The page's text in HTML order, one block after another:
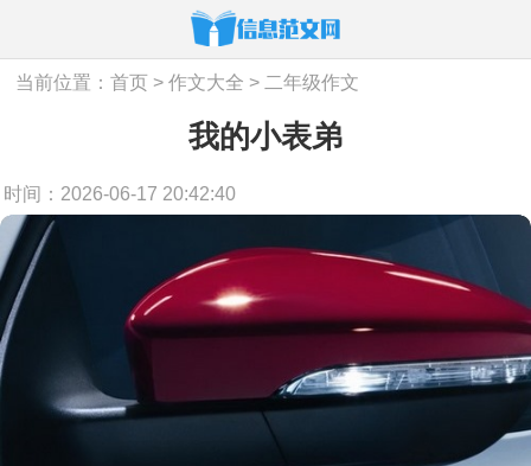
当前位置：首页 >作文大全 > 二年级作文
我的小表弟
时间：2026-06-17 20:42:40